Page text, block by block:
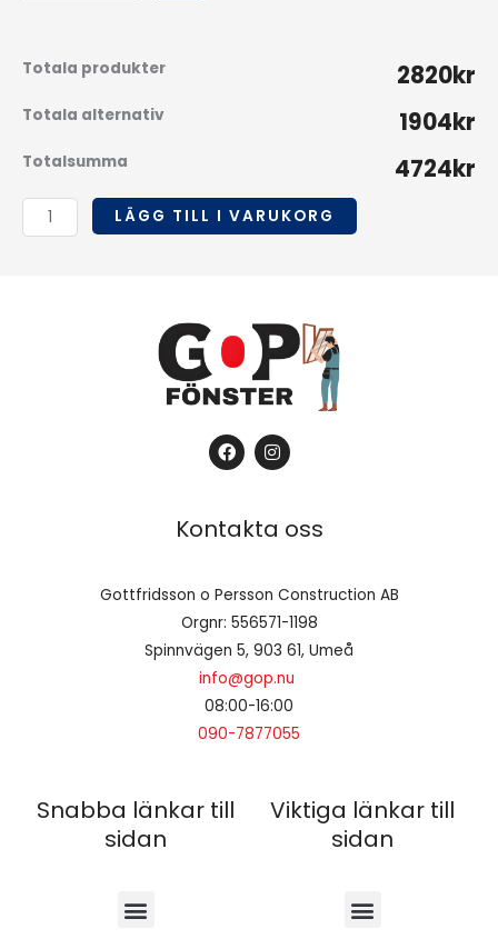
Totala produkter 2820kr
Totala alternativ 1904kr
Totalsumma 4724kr
LÄGG TILL I VARUKORG
F
a
c
o
I
n
s
g
m
Kontakta oss
Gottfridsson o Persson Construction AB
Orgnr: 556571-1198
Spinnvägen 5, 903 61, Umeå
info@gop.nu
08:00-16:00
090-7877055
Snabba länkar till
sidan
Meny
Viktiga länkar till
sidan
Meny